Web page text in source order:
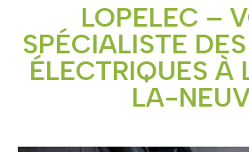
LOPELEC –
SPÉCIALISTE
ÉLECTRIQUES À
LA-